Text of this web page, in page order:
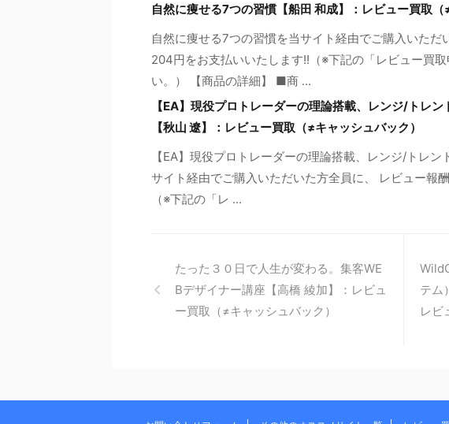
自然に痩せる7つの習慣【船田 和成】：レビュー買取（
自然に痩せる7つの習慣を当サイト経由でご購入いただ
204円をお支払いいたします!!（※下記の「レビュー買
い。） 【商品の詳細】 ■商 ...
【EA】現役プロトレーダーの理論搭載、レンジ/トレ
【秋山 遼】：レビュー買取（≠キャッシュバック）
【EA】現役プロトレーダーの理論搭載、レンジ/トレ
サイト経由でご購入いただいた方全員に、 レビュー報
（※下記の「レ ...
たった３０日で人生が変わる。集客WE
Bデザイナー講座【高橋 綾加】：レビュ
ー買取（≠キャッシュバック）
テム
レビ